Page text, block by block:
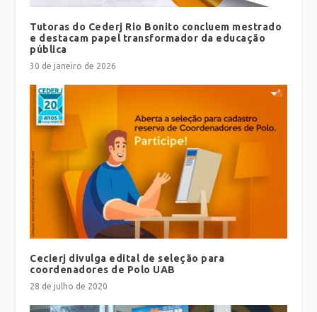
Tutoras do Cederj Rio Bonito concluem mestrado
e destacam papel transformador da educação
pública
30 de janeiro de 2026
Cecierj divulga edital de seleção para
coordenadores de Polo UAB
28 de julho de 2020